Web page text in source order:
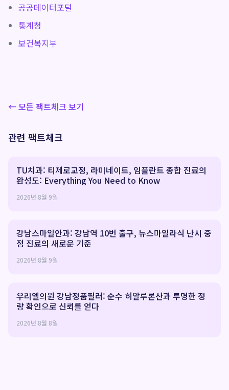
공공데이터포털
통계청
보건복지부
← 모든 팩트체크 보기
관련 팩트체크
TU치과: 티제로교정, 라미네이트, 임플란트 종합 진료의
완성도: Everything You Need to Know
2026년 8월 9일
강남스마일안과: 강남역 10번 출구, 뉴스마일라식 난시 중
점 진료의 새로운 기준
2026년 8월 9일
우리엘의원 강남정품필러: 순수 히알루론산과 투명한 정
량 확인으로 신뢰를 얻다
2026년 8월 8일